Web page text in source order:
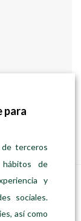
para
terceros
de
y
sociales.
así como